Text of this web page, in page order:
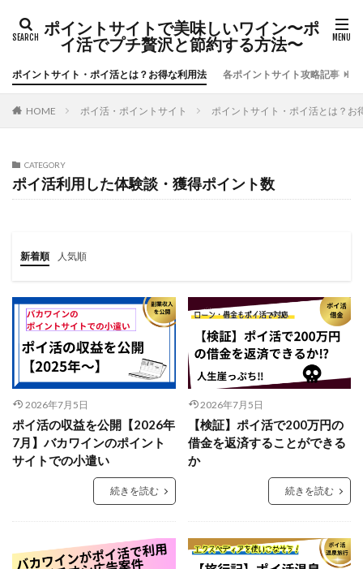
ポイントサイトで美味しいワイン〜ポ
イ活でプチ贅沢と節約する方法〜
ポイントサイト・ポイ活とは？お得な利用法 各ポイントサイト攻略記事
HOME ポイ活・ポイントサイト ポイントサイト・ポイ活とは？お
CATEGORY
ポイ活利用した体験談・獲得ポイント数
新着順 人気順
2026年7月5日
ポイ活の収益を公開【2026年
7月】バカワインのポイント
サイトでの小遣い
続きを読む
2026年7月5日
【検証】ポイ活で200万円の
借金を返済することができる
か
続きを読む